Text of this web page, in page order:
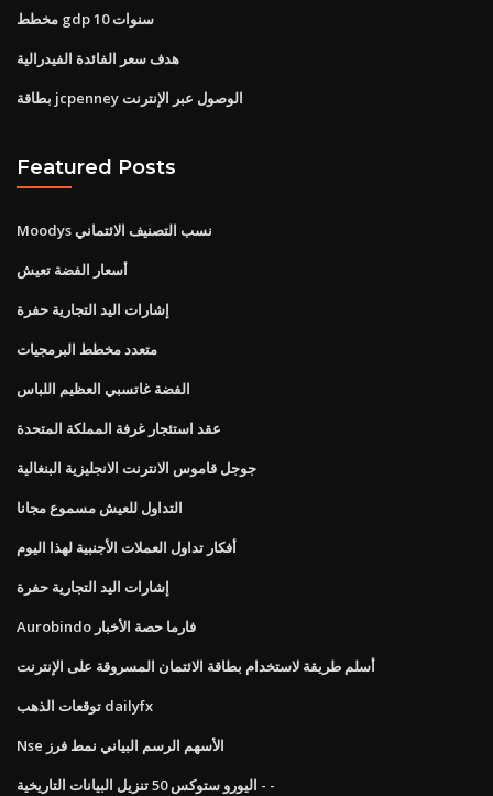
مخطط gdp 10 سنوات
هدف سعر الفائدة الفيدرالية
بطاقة jcpenney الوصول عبر الإنترنت
Featured Posts
Moodys نسب التصنيف الائتماني
أسعار الفضة تعيش
إشارات اليد التجارية حفرة
متعدد مخطط البرمجيات
الفضة غاتسبي العظيم اللباس
عقد استئجار غرفة المملكة المتحدة
جوجل قاموس الانترنت الانجليزية البنغالية
التداول للعيش مسموع مجانا
أفكار تداول العملات الأجنبية لهذا اليوم
إشارات اليد التجارية حفرة
Aurobindo فارما حصة الأخبار
أسلم طريقة لاستخدام بطاقة الائتمان المسروقة على الإنترنت
توقعات الذهب dailyfx
Nse الأسهم الرسم البياني نمط فرز
اليورو ستوكس 50 تنزيل البيانات التاريخية - -